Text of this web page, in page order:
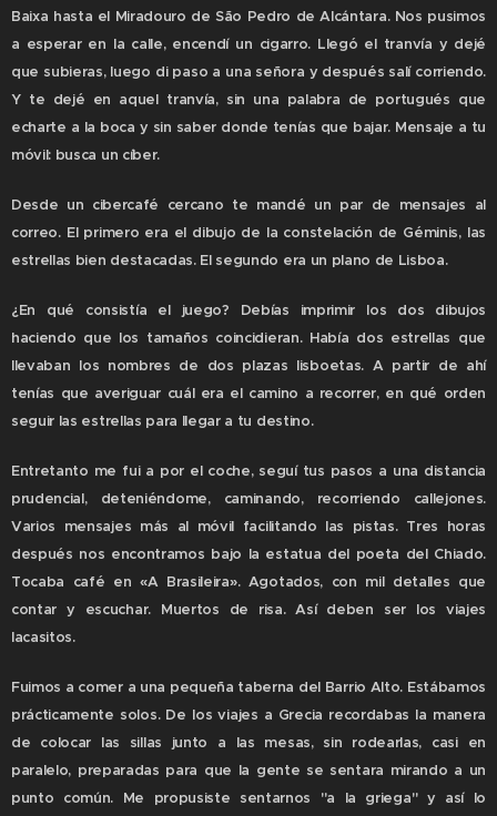
Baixa hasta el Miradouro de São Pedro de Alcántara. Nos pusimos
a esperar en la calle, encendí un cigarro. Llegó el tranvía y dejé
que subieras, luego di paso a una señora y después salí corriendo.
Y te dejé en aquel tranvía, sin una palabra de portugués que
echarte a la boca y sin saber donde tenías que bajar. Mensaje a tu
móvil: busca un cíber.
Desde un cibercafé cercano te mandé un par de mensajes al
correo. El primero era el dibujo de la constelación de Géminis, las
estrellas bien destacadas. El segundo era un plano de Lisboa.
¿En qué consistía el juego? Debías imprimir los dos dibujos
haciendo que los tamaños coincidieran. Había dos estrellas que
llevaban los nombres de dos plazas lisboetas. A partir de ahí
tenías que averiguar cuál era el camino a recorrer, en qué orden
seguir las estrellas para llegar a tu destino.
Entretanto me fui a por el coche, seguí tus pasos a una distancia
prudencial, deteniéndome, caminando, recorriendo callejones.
Varios mensajes más al móvil facilitando las pistas. Tres horas
después nos encontramos bajo la estatua del poeta del Chiado.
Tocaba café en «A Brasileira». Agotados, con mil detalles que
contar y escuchar. Muertos de risa. Así deben ser los viajes
lacasitos.
Fuimos a comer a una pequeña taberna del Barrio Alto. Estábamos
prácticamente solos. De los viajes a Grecia recordabas la manera
de colocar las sillas junto a las mesas, sin rodearlas, casi en
paralelo, preparadas para que la gente se sentara mirando a un
punto común. Me propusiste sentarnos "a la griega" y así lo